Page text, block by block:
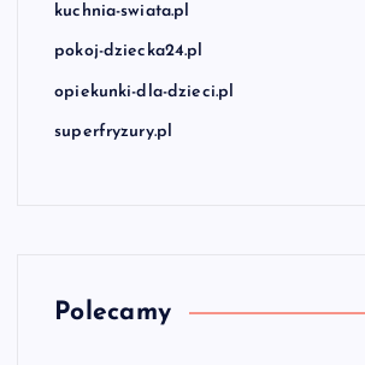
kuchnia-swiata.pl
pokoj-dziecka24.pl
opiekunki-dla-dzieci.pl
superfryzury.pl
Polecamy